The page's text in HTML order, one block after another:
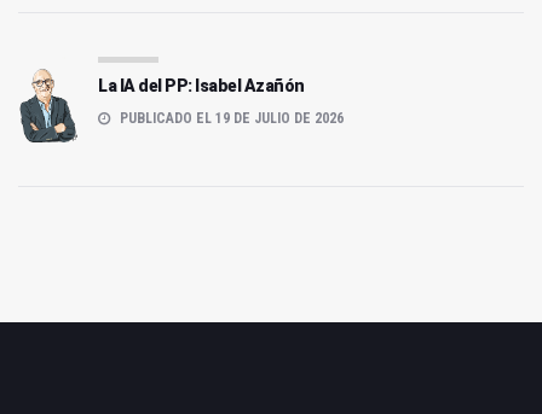
La IA del PP: Isabel Azañón
PUBLICADO EL 19 DE JULIO DE 2026